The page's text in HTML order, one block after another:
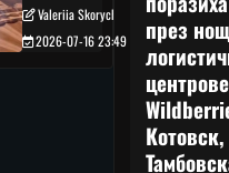
Valeriia Skorych
2026-07-16 23:49
през
Котовск,